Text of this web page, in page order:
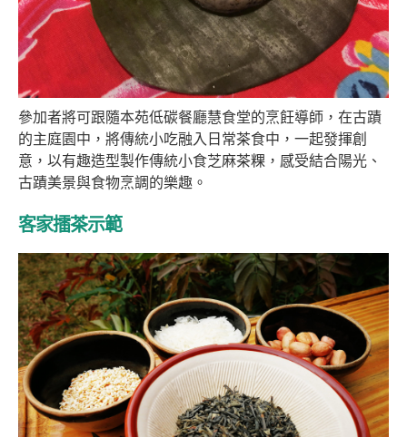
參加者將可跟隨本苑低碳餐廳慧食堂的烹飪導師，在古蹟
的主庭園中，將傳統小吃融入日常茶食中，一起發揮創
意，以有趣造型製作傳統小食芝麻茶粿，感受結合陽光、
古蹟美景與食物烹調的樂趣。
客家擂茶示範